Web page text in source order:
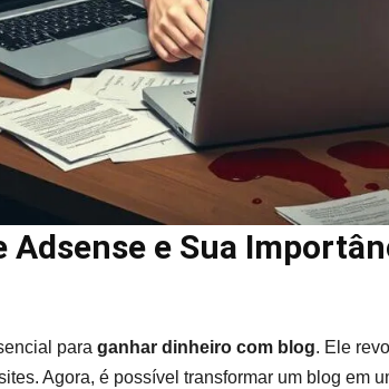
Adsense e Sua
para ganhar dinheiro com blog. Ele
Agora, é possível transformar um blog em